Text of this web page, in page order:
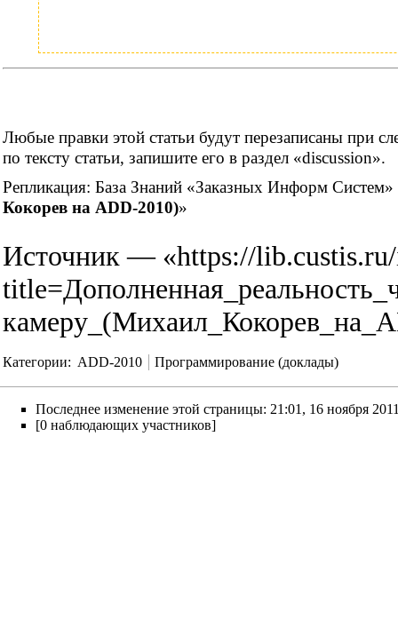
Любые правки этой статьи будут перезаписаны при
по тексту статьи, запишите его в раздел «discussion».
Репликация: База Знаний «Заказных Информ
Кокорев на ADD-2010)»
Источник — «https://
Категории: ADD-2010 Программирование (доклады)
Последнее изменение этой страницы: 21:01, 16 ноября
[0 наблюдающих участников]